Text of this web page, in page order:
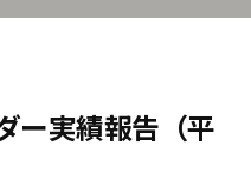
ー実績報告（平